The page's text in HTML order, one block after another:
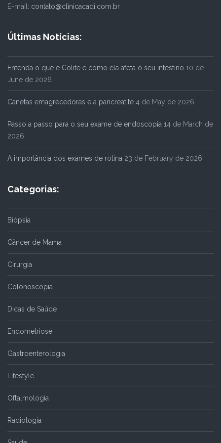
E-mail: contato@clinicacadi.com.br
Últimas Notícias:
Entenda o que é Colite e como ela afeta o seu intestino 10 de
June de 2026
Canetas emagrecedoras e a pancreatite 4 de May de 2026
Passo a passo para o seu exame de endoscopia 14 de March de
2026
A importância dos exames de rotina 23 de February de 2026
Categorias:
Biópsia
Câncer de Mama
Cirurgia
Colonoscopia
Dicas de Saúde
Endometriose
Gastroenterologia
Lifestyle
Oftalmologia
Radiologia